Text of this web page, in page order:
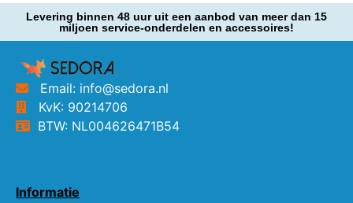
Levering binnen 48 uur uit een aanbod van meer dan 15
miljoen service-onderdelen en accessoires!
Email: info@sedora.nl
KvK: 90214706
BTW: NL004626471B54
Informatie